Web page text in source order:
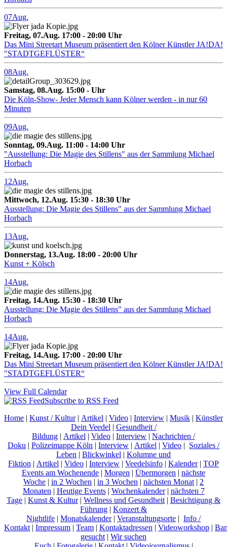
07Aug.
Freitag, 07.Aug. 17:00 - 20:00 Uhr
Das Mini Streetart Museum präsentiert den Kölner Künstler JA!DA!
"STADTGEFLÜSTER“
08Aug.
Samstag, 08.Aug. 15:00 - Uhr
Die Köln-Show- Jeder Mensch kann Kölner werden - in nur 60
Minuten
09Aug.
Sonntag, 09.Aug. 11:00 - 14:00 Uhr
"Ausstellung: Die Magie des Stillens" aus der Sammlung Michael
Horbach
12Aug.
Mittwoch, 12.Aug. 15:30 - 18:30 Uhr
Ausstellung: Die Magie des Stillens" aus der Sammlung Michael
Horbach
13Aug.
Donnerstag, 13.Aug. 18:00 - 20:00 Uhr
Kunst + Kölsch
14Aug.
Freitag, 14.Aug. 15:30 - 18:30 Uhr
Ausstellung: Die Magie des Stillens" aus der Sammlung Michael
Horbach
14Aug.
Freitag, 14.Aug. 17:00 - 20:00 Uhr
Das Mini Streetart Museum präsentiert den Kölner Künstler JA!DA!
"STADTGEFLÜSTER“
View Full Calendar
Subscribe to RSS Feed
Home | Kunst / Kultur| Artikel | Video | Interview | Musik | Künstler
Dein Veedel | Gesundheit /
Bildung | Artikel | Video | Interview | Nachrichten /
Doku | Polizeimappe Köln | Interview | Artikel | Video | Soziales /
Leben | Blickwinkel | Kolumne und
Fiktion | Artikel | Video | Interview | Veedelsinfo | Kalender| TOP
Events am Wochenende | Morgen | Übermorgen | nächste
Woche | in 2 Wochen | in 3 Wochen | nächsten Monat | 2
Monaten | Heutige Events| Wochenkalender| nächsten 7
Tage | Kunst & Kultur| Wellness und Gesundheit | Besichtigung &
Führung | Konzert &
Nightlife | Monatskalender| Veranstaltungsorte | Info /
Kontakt | Impressum | Team | Kontaktadressen | Videoworkshop |
gesucht | Wir suchen